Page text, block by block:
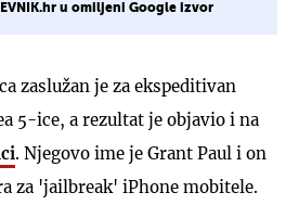
u omiljeni Google izvor
zaslužan je za ekspeditivan
5-ice, a rezultat je objavio i na
. Njegovo ime je Grant Paul i on
za 'jailbreak' iPhone mobitele.